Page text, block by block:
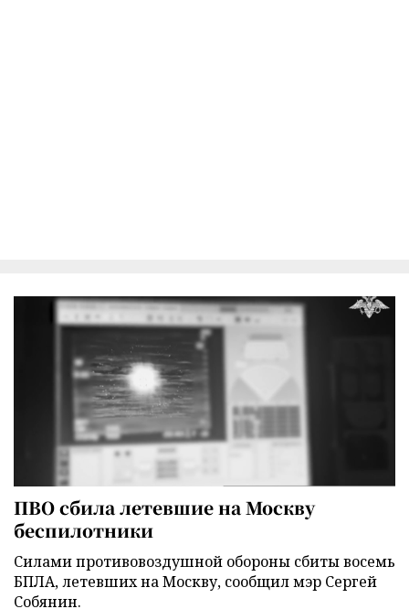
ПВО сбила летевшие на Москву
беспилотники
Силами противовоздушной обороны сбиты восемь
БПЛА, летевших на Москву, сообщил мэр Сергей
Собянин.